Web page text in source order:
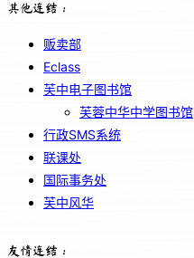
其他连结：
贩卖部
Eclass
芙中电子图书馆
芙蓉中华中学图书馆
行政SMS系统
联课处
国际事务处
芙中风华
友情连结：